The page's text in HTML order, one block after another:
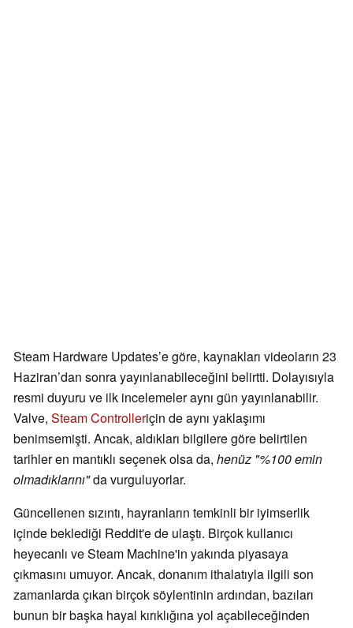
Steam Hardware Updates’e göre, kaynakları videoların 23
Haziran’dan sonra yayınlanabileceğini belirtti. Dolayısıyla
resmi duyuru ve ilk incelemeler aynı gün yayınlanabilir.
Valve, Steam Controlleriçin de aynı yaklaşımı
benimsemişti. Ancak, aldıkları bilgilere göre belirtilen
tarihler en mantıklı seçenek olsa da, henüz "%100 emin
olmadıklarını"da vurguluyorlar.
Güncellenen sızıntı, hayranların temkinli bir iyimserlik
içinde beklediği Reddit'e de ulaştı. Birçok kullanıcı
heyecanlı ve Steam Machine'in yakında piyasaya
çıkmasını umuyor. Ancak, donanım ithalatıyla ilgili son
zamanlarda çıkan birçok söylentinin ardından, bazıları
bunun bir başka hayal kırıklığına yol açabileceğinden